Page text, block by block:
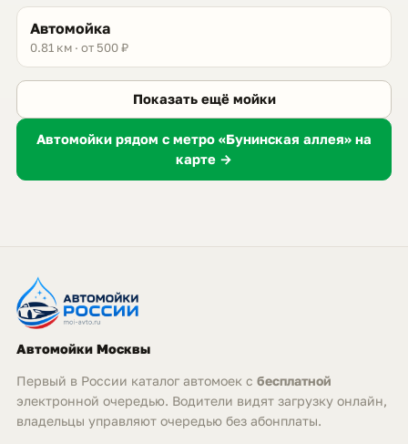
Автомойка
0.81 км · от 500 ₽
Показать ещё мойки
Автомойки рядом с метро «Бунинская аллея» на
карте →
Автомойки Москвы
Первый в России каталог автомоек с бесплатной
электронной очередью. Водители видят загрузку онлайн,
владельцы управляют очередью без абонплаты.